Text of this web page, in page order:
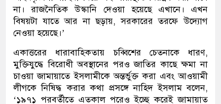
না। রাজনৈতিক উস্কানি দেওয়া হয়েছে এখানে। এখন
বিষয়টা যাতে আর না ছড়ায়, সরকারের তরফে উদ্যোগ
নেওয়া হয়েছে।’
একাত্তরের ধারাবাহিকতায় চব্বিশের চেতনাকে ধারণ,
মুক্তিযুদ্ধে বিরোধী অবস্থানের পরও জাতির কাছে ক্ষমা না
চাওয়া জামায়াতে ইসলামীকে অন্তর্ভুক্ত করা এবং আওয়ামী
লীগকে নিষিদ্ধ করার কথা প্রসঙ্গে নাহিদ ইসলাম বলেন,
‘১৯৭১ পরবর্তীতে এতকাল পরেও ইচ্ছে করেই জামায়াত